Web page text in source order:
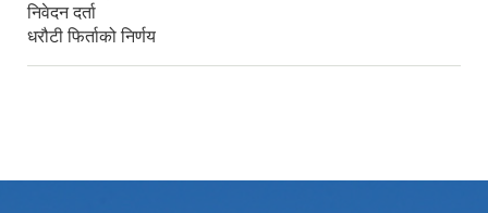
निवेदन दर्ता
धरौटी फिर्ताको निर्णय